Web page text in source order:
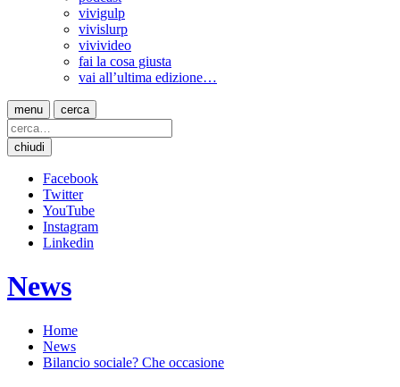
vivigulp
vivislurp
vivivideo
fai la cosa giusta
vai all’ultima edizione…
menu cerca
chiudi
Facebook
Twitter
YouTube
Instagram
Linkedin
News
Home
News
Bilancio sociale? Che occasione